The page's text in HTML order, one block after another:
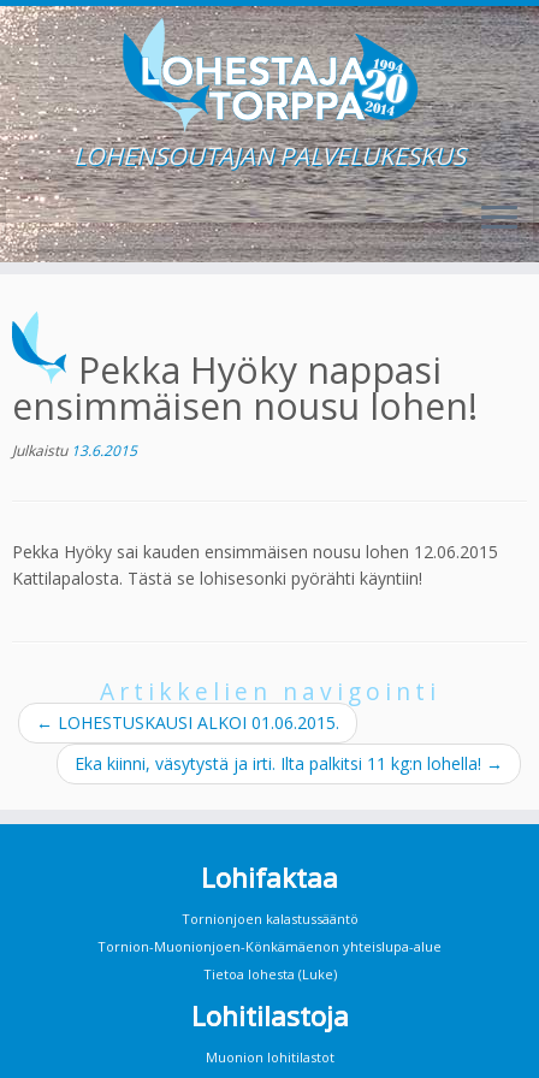
content
LOHENSOUTAJAN PALVELUKESKUS
Pekka Hyöky nappasi
ensimmäisen nousu lohen!
Julkaistu 13.6.2015
Pekka Hyöky sai kauden ensimmäisen nousu lohen 12.06.2015
Kattilapalosta. Tästä se lohisesonki pyörähti käyntiin!
Artikkelien navigointi
← LOHESTUSKAUSI ALKOI 01.06.2015.
Eka kiinni, väsytystä ja irti. Ilta palkitsi 11 kg:n lohella! →
Lohifaktaa
Tornionjoen kalastussääntö
Tornion-Muonionjoen-Könkämäenon yhteislupa-alue
Tietoa lohesta (Luke)
Lohitilastoja
Muonion lohitilastot